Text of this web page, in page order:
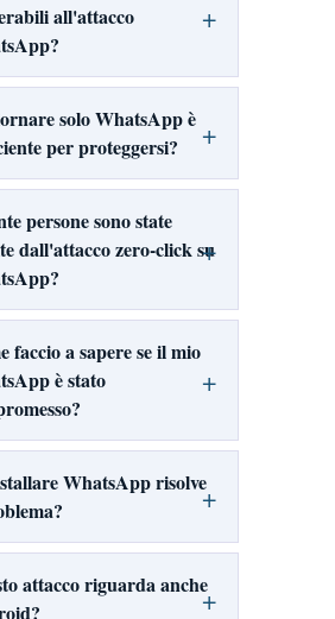
all'attacco
solo WhatsApp è
per proteggersi?
persone sono state
dall'attacco zero-click su
faccio a sapere se il mio
è stato
WhatsApp risolve
attacco riguarda anche